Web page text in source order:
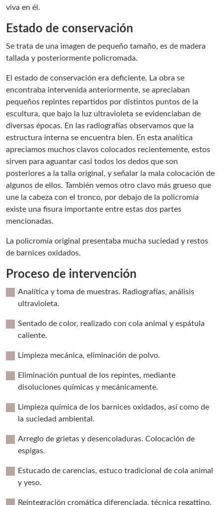
viva en él.
Estado de conservación
Se trata de una imagen de pequeño tamaño, es de madera
tallada y posteriormente policromada.
El estado de conservación era deficiente. La obra se
encontraba intervenida anteriormente, se apreciaban
pequeños repintes repartidos por distintos puntos de la
escultura, que bajo la luz ultravioleta se evidenciaban de
diversas épocas. En las radiografías observamos que la
estructura interna se encuentra bien. En esta analítica
apreciamos muchos clavos colocados recientemente, estos
sirven para aguantar casi todos los dedos que son
posteriores a la talla original, y señalar la mala colocación de
algunos de ellos. También vemos otro clavo más grueso que
une la cabeza con el tronco, por debajo de la policromía
existe una fisura importante entre estas dos partes
mencionadas.
La policromía original presentaba mucha suciedad y restos
de barnices oxidados.
Proceso de intervención
Analítica y toma de muestras. Radiografías, análisis
ultravioleta.
Sentado de color, realizado con cola animal y espátula
caliente.
Limpieza mecánica, eliminación de polvo.
Eliminación puntual de los repintes, mediante
disoluciones químicas y mecánicamente.
Limpieza química de los barnices oxidados, así como de
la suciedad ambiental.
Arreglo de grietas y desencoladuras. Colocación de
espigas.
Estucado de carencias, estuco tradicional de cola animal
y yeso.
Reintegración cromática diferenciada, técnica regattino.